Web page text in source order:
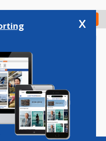
Check in
Vacatures
x